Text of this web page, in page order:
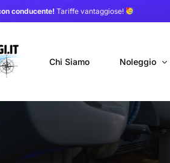
conducente! Tariffe vantaggiose!
Chi Siamo Noleggio
Autobus
Noleggio